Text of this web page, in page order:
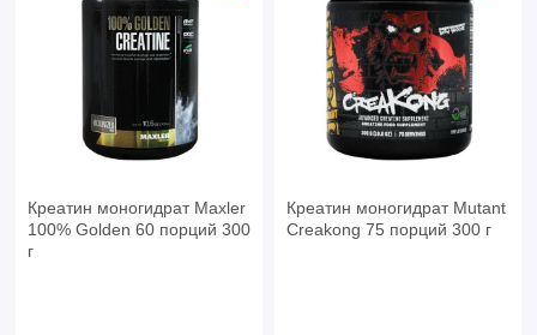
Креатин моногидрат Maxler
100% Golden 60 порций 300
г
Креатин моногидрат Mutant
Creakong 75 порций 300 г